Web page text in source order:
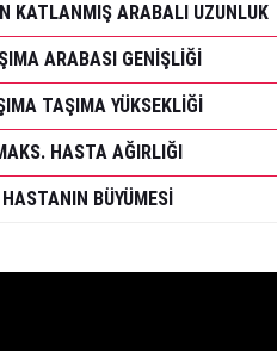
KATLANMIŞ ARABALI UZUNLUK
ARABASI GENİŞLİĞİ
TAŞIMA YÜKSEKLİĞİ
HASTA AĞIRLIĞI
HASTANIN BÜYÜMESİ